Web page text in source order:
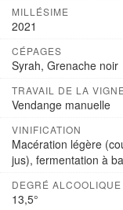
MILLÉSIME
2021
CÉPAGES
Syrah, Grenache noir
TRAVAIL DE LA VIGNE
Vendange manuelle
VINIFICATION
Macération légère
jus), fermentation à
DEGRÉ ALCOOLIQUE
13,5°